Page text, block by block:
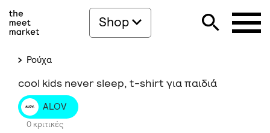
Shop
Ρούχα
cool kids never sleep, t-shirt για παιδιά
ALOV
0 κριτικές